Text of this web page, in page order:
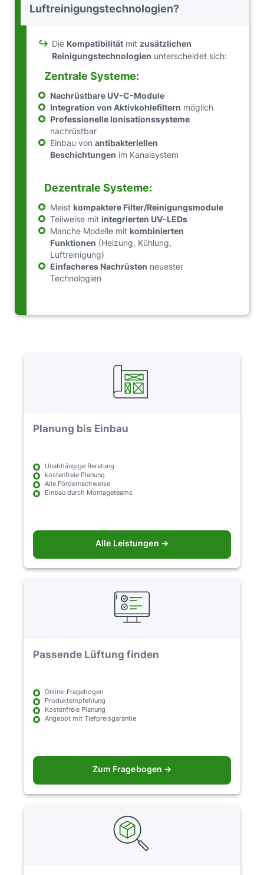
Luftreinigungstechnologien?
↪ Die Kompatibilität mit zusätzlichen
Reinigungstechnologien unterscheidet sich:
Zentrale Systeme:
Nachrüstbare UV-C-Module
Integration von Aktivkohlefiltern möglich
Professionelle Ionisationssysteme
nachrüstbar
Einbau von antibakteriellen
Beschichtungen im Kanalsystem
Dezentrale Systeme:
Meist kompaktere Filter/Reinigungsmodule
Teilweise mit integrierten UV-LEDs
Manche Modelle mit kombinierten
Funktionen (Heizung, Kühlung,
Luftreinigung)
Einfacheres Nachrüsten neuester
Technologien
Planung bis Einbau
Unabhängige Beratung
kostenfreie Planung
Alle Fördernachweise
Einbau durch Montageteams
Alle Leistungen →
Passende Lüftung finden
Online-Fragebogen
Produktempfehlung
Kostenfreie Planung
Angebot mit Tiefpreisgarantie
Zum Fragebogen →